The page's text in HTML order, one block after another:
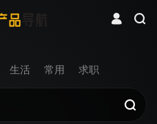
生活 常用 求职